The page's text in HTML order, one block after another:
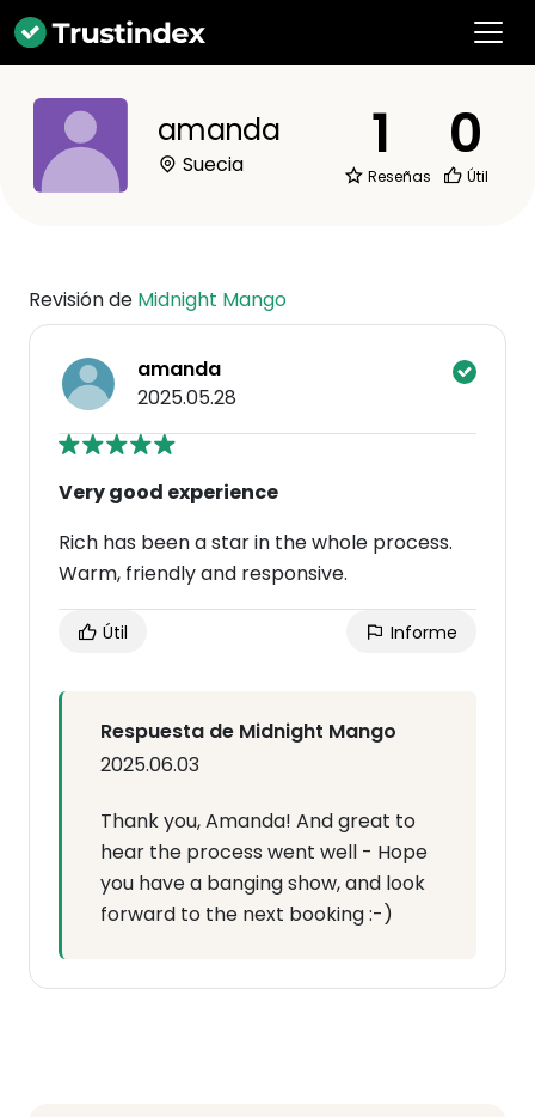
amanda
Suecia 1
Reseñas
0
Útil
Revisión de Midnight Mango
amanda
2025.05.28
Very good experience
Rich has been a star in the whole process.
Warm, friendly and responsive.
Útil Informe
Respuesta de Midnight Mango
2025.06.03
Thank you, Amanda! And great to
hear the process went well - Hope
you have a banging show, and look
forward to the next booking :-)